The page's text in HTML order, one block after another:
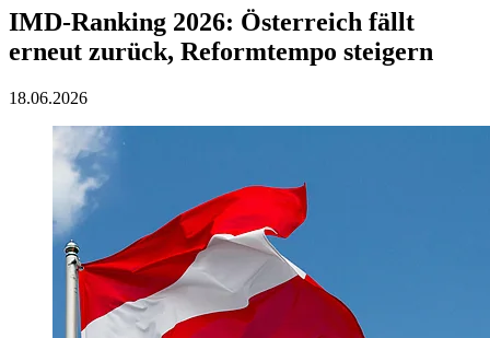
IMD-Ranking 2026: Österreich fällt
erneut zurück, Reformtempo steigern
18.06.2026